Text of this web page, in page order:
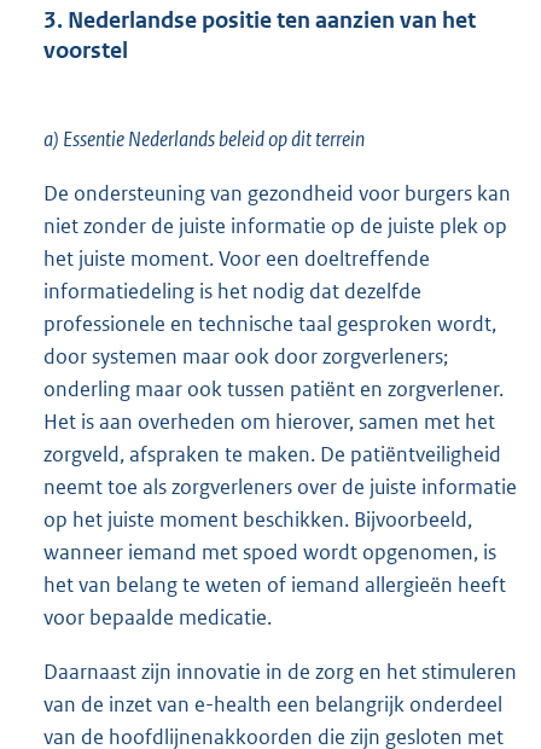
3. Nederlandse positie ten aanzien van het
voorstel
a) Essentie Nederlands beleid op dit terrein
De ondersteuning van gezondheid voor burgers kan
niet zonder de juiste informatie op de juiste plek op
het juiste moment. Voor een doeltreffende
informatiedeling is het nodig dat dezelfde
professionele en technische taal gesproken wordt,
door systemen maar ook door zorgverleners;
onderling maar ook tussen patiënt en zorgverlener.
Het is aan overheden om hierover, samen met het
zorgveld, afspraken te maken. De patiëntveiligheid
neemt toe als zorgverleners over de juiste informatie
op het juiste moment beschikken. Bijvoorbeeld,
wanneer iemand met spoed wordt opgenomen, is
het van belang te weten of iemand allergieën heeft
voor bepaalde medicatie.
Daarnaast zijn innovatie in de zorg en het stimuleren
van de inzet van e-health een belangrijk onderdeel
van de hoofdlijnenakkoorden die zijn gesloten met